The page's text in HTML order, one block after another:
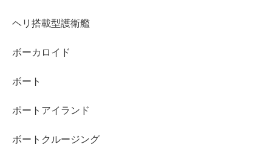
ヘリ搭載型護衛艦
ボーカロイド
ボート
ポートアイランド
ボートクルージング